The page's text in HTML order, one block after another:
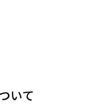
いて